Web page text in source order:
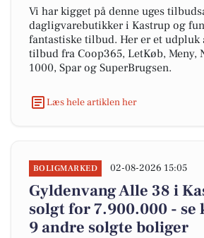
Vi har kigget på denne uges
dagligvarebutikker i Kastrup og
fantastiske tilbud. Her er et udpluk
tilbud fra Coop365, LetKøb, Meny,
1000, Spar og SuperBrugsen.
Læs hele artiklen her
BOLIGMARKED 02-08-2026 15:05
Gyldenvang Alle 38 i
solgt for 7.900.000 - se
9 andre solgte boliger